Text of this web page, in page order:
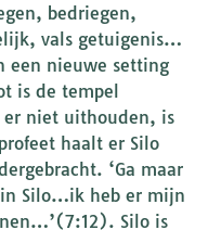
bedriegen,
vals getuigenis…
een nieuwe setting
is de tempel
er niet uithouden, is
haalt er Silo
‘Ga maar
Silo…ik heb er mijn
Silo is